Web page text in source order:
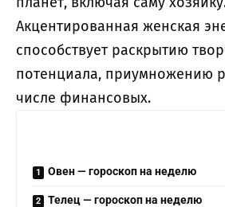
Акцентированная женская
способствует раскрытию
потенциала, приумножению
числе финансовых.
Овен — гороскоп на неделю
Телец — гороскоп на неделю